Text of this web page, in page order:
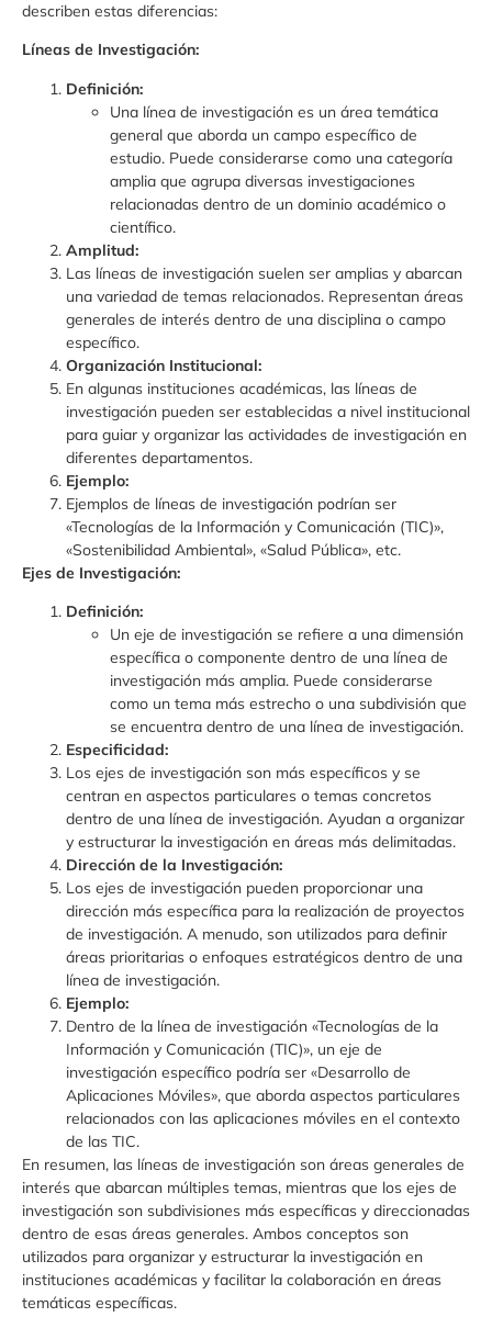
describen estas diferencias:
Líneas de Investigación:
Definición:
Una línea de investigación es un área temática
general que aborda un campo específico de
estudio. Puede considerarse como una categoría
amplia que agrupa diversas investigaciones
relacionadas dentro de un dominio académico o
científico.
Amplitud:
Las líneas de investigación suelen ser amplias y abarcan
una variedad de temas relacionados. Representan áreas
generales de interés dentro de una disciplina o campo
específico.
Organización Institucional:
En algunas instituciones académicas, las líneas de
investigación pueden ser establecidas a nivel institucional
para guiar y organizar las actividades de investigación en
diferentes departamentos.
Ejemplo:
Ejemplos de líneas de investigación podrían ser
«Tecnologías de la Información y Comunicación (TIC)»,
«Sostenibilidad Ambiental», «Salud Pública», etc.
Ejes de Investigación:
Definición:
Un eje de investigación se refiere a una dimensión
específica o componente dentro de una línea de
investigación más amplia. Puede considerarse
como un tema más estrecho o una subdivisión que
se encuentra dentro de una línea de investigación.
Especificidad:
Los ejes de investigación son más específicos y se
centran en aspectos particulares o temas concretos
dentro de una línea de investigación. Ayudan a organizar
y estructurar la investigación en áreas más delimitadas.
Dirección de la Investigación:
Los ejes de investigación pueden proporcionar una
dirección más específica para la realización de proyectos
de investigación. A menudo, son utilizados para definir
áreas prioritarias o enfoques estratégicos dentro de una
línea de investigación.
Ejemplo:
Dentro de la línea de investigación «Tecnologías de la
Información y Comunicación (TIC)», un eje de
investigación específico podría ser «Desarrollo de
Aplicaciones Móviles», que aborda aspectos particulares
relacionados con las aplicaciones móviles en el contexto
de las TIC.
En resumen, las líneas de investigación son áreas generales de
interés que abarcan múltiples temas, mientras que los ejes de
investigación son subdivisiones más específicas y direccionadas
dentro de esas áreas generales. Ambos conceptos son
utilizados para organizar y estructurar la investigación en
instituciones académicas y facilitar la colaboración en áreas
temáticas específicas.